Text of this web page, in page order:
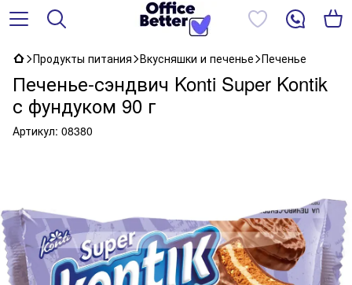
Продукты питания Вкусняшки и печенье Печенье
Печенье-сэндвич Konti Super Kontik
с фундуком 90 г
Артикул: 08380